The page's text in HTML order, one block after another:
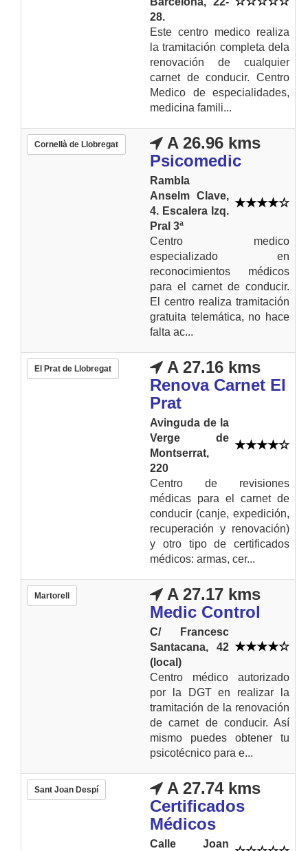
28.
Este centro medico realiza
la tramitación completa dela
renovación de cualquier
carnet de conducir. Centro
Medico de especialidades,
medicina famili...
Cornellà de Llobregat
A 26.96 kms
Psicomedic
Rambla
Anselm Clave,
4. Escalera Izq.
Pral 3ª
Centro medico
especializado en
reconocimientos médicos
para el carnet de conducir.
El centro realiza tramitación
gratuita telemática, no hace
falta ac...
El Prat de Llobregat
A 27.16 kms
Renova Carnet El
Prat
Avinguda de la
Verge de
Montserrat,
220
Centro de revisiones
médicas para el carnet de
conducir (canje, expedición,
recuperación y renovación)
y otro tipo de certificados
médicos: armas, cer...
Martorell
A 27.17 kms
Medic Control
C/ Francesc
Santacana, 42
(local)
Centro médico autorizado
por la DGT en realizar la
tramitación de la renovación
de carnet de conducir. Así
mismo puedes obtener tu
psicotécnico para e...
Sant Joan Despí
A 27.74 kms
Certificados
Médicos
Calle Joan